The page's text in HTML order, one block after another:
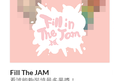
Fill The JAM